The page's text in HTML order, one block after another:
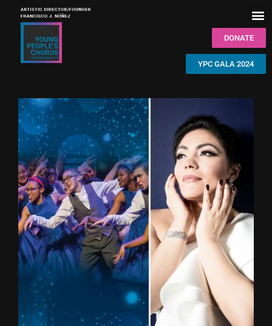
DONATE
YPC GALA 2024